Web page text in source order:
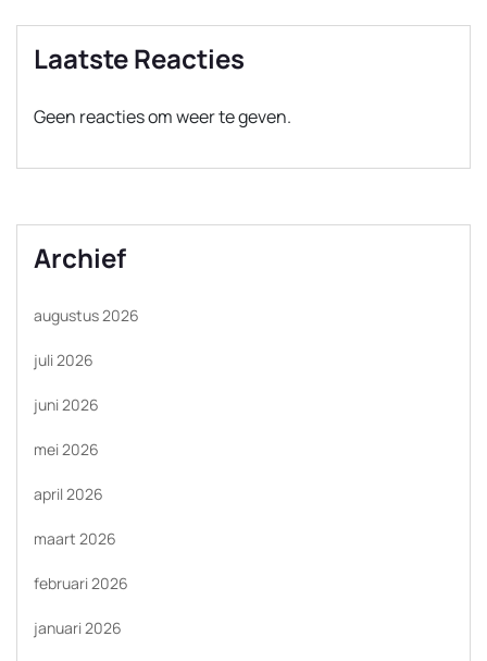
Laatste Reacties
Geen reacties om weer te geven.
Archief
augustus 2026
juli 2026
juni 2026
mei 2026
april 2026
maart 2026
februari 2026
januari 2026